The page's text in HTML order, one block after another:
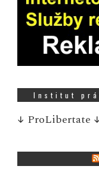
Institut
↓ ProLibertate ↓